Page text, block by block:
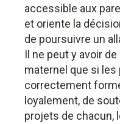
accessible aux
et oriente la
de poursuivre un
Il ne peut y avoir
maternel que si
correctement
loyalement, de
projets de chacun,